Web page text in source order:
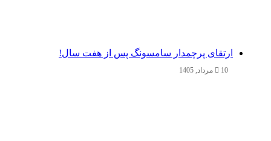
ارتقای پرچمدار سامسونگ پس از هفت سال!
10 مرداد, 1405